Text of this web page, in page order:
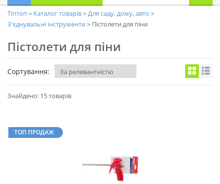
Тіптоп Каталог товарів
Для саду, дому, авто
З'єднувальні інструменти
Пістолети для піни
Пістолети для піни
Сортування:
Знайдено: 15 товарів
ТОП ПРОДАЖ